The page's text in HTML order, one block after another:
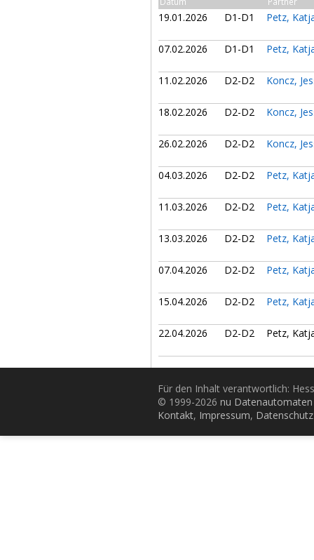
19.01.2026 D1-D1 Petz,
07.02.2026 D1-D1 Petz,
11.02.2026 D2-D2 Koncz,
18.02.2026 D2-D2 Koncz,
26.02.2026 D2-D2 Koncz,
04.03.2026 D2-D2 Petz,
11.03.2026 D2-D2 Petz,
13.03.2026 D2-D2 Petz,
07.04.2026 D2-D2 Petz,
15.04.2026 D2-D2 Petz,
22.04.2026 D2-D2 Petz,
Für den Inhalt verantwortlich:
© 1999-2026 nu
Kontakt, Impressum, Datenschutz